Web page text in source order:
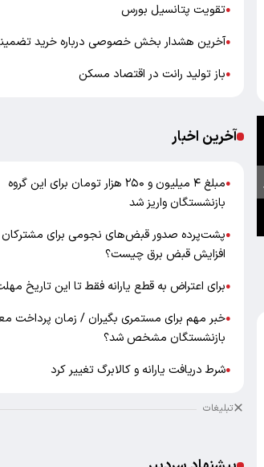
●تقویت پتانسیل بورس
●آخرین هشدار بخش خصوصی درباره خرید
●باز تولید رانت در اقتصاد مسکن
آخرین اخبار
●
مبلغ ۴ میلیون و ۲۵۰ هزار تومان برای این گروه
بازنشستگان واریز شد
●پشت‌پرده صدور قبض‌های نجومی برای
افزایش قبض برق چیست؟
●برای اعتراض به قطع یارانه فقط تا این تاریخ
●خبر مهم برای مستمری بگیران / زمان پرداخت
بازنشستگان مشخص شد؟
●شرط دریافت یارانه و کالابرگ تغییر کرد
تبلیغات